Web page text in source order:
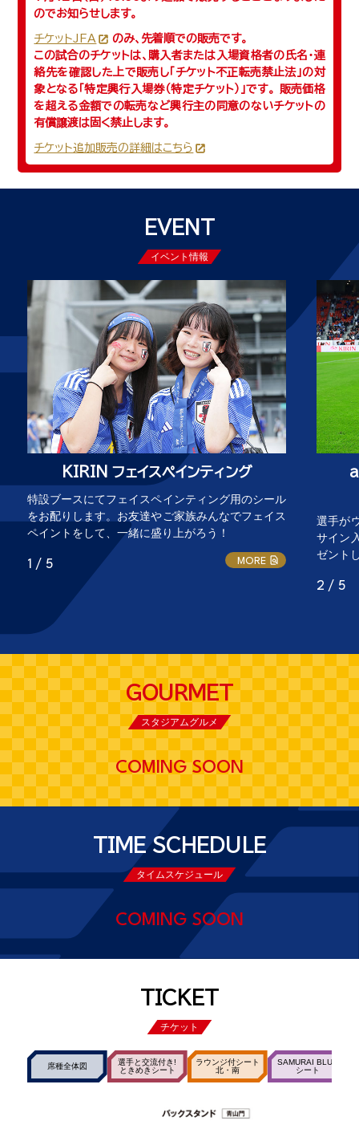
のでお知らせします。
チケットJFA
のみ、先着順での販売です。
この試合のチケットは、購入者または入場資格者の氏名・連
絡先を確認した上で販売し「チケット不正転売禁止法」の対
象となる「特定興行入場券（特定チケット）」です。 販売価格
を超える金額での転売など興行主の同意のないチケットの
有償譲渡は固く禁止します。
チケット追加販売の詳細はこちら
EVENT
イベント情報
KIRIN フェイスペインティング
特設ブースにてフェイスペインティング用のシール
をお配りします。お友達やご家族みんなでフェイス
ペイントをして、一緒に盛り上がろう！
1 / 5 MORE
選手が
サイン
ゼント
2 / 5
GOURMET
スタジアムグルメ
COMING SOON
TIME SCHEDULE
タイムスケジュール
COMING SOON
TICKET
チケット
席種全体図
選手と交流付き!
ときめきシート
ラウンジ付シート
北・南
SAMURAI BLUE
シート